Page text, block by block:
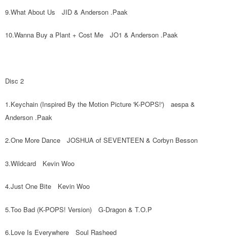
9.What About Us　JID & Anderson .Paak
10.Wanna Buy a Plant + Cost Me　JO1 & Anderson .Paak
Disc 2
1.Keychain (Inspired By the Motion Picture 'K-POPS!')　aespa &
Anderson .Paak
2.One More Dance　JOSHUA of SEVENTEEN & Corbyn Besson
3.Wildcard　Kevin Woo
4.Just One Bite　Kevin Woo
5.Too Bad (K-POPS! Version)　G-Dragon & T.O.P
6.Love Is Everywhere　Soul Rasheed